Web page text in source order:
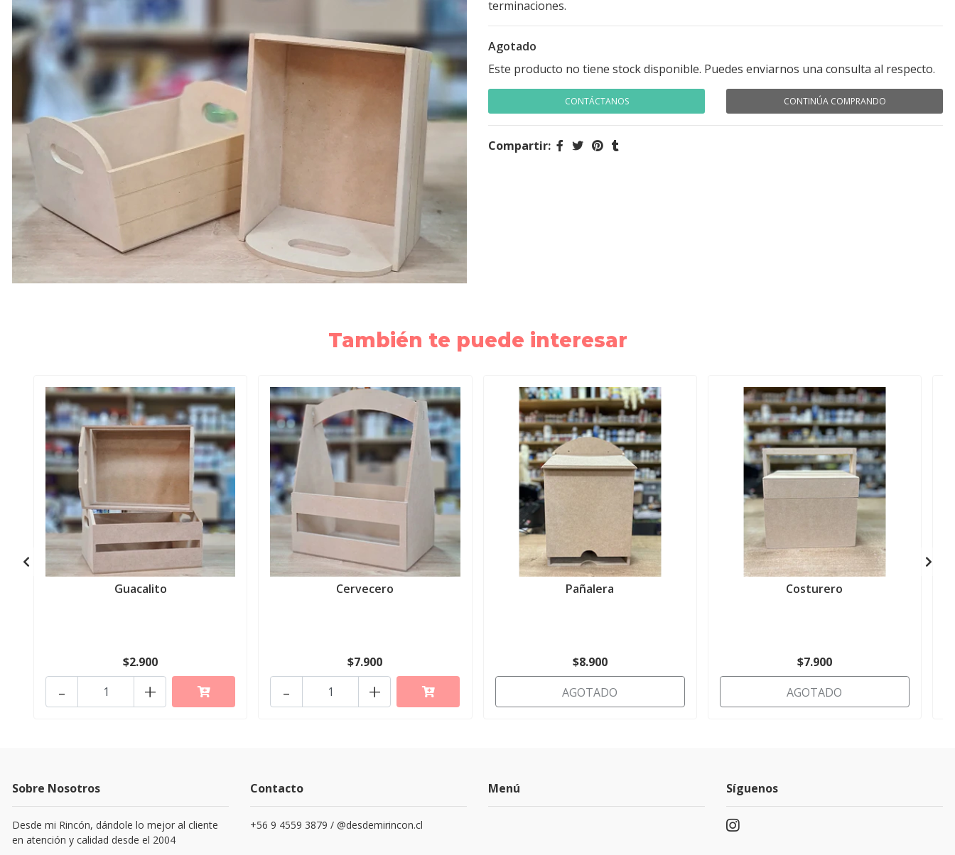
terminaciones.
Agotado
Este producto no tiene stock disponible. Puedes enviarnos una consulta al respecto.
CONTÁCTANOS CONTINÚA COMPRANDO
Compartir:
También te puede interesar
Guacalito
$2.900
+
-
Cervecero
$7.900
+
-
Pañalera
$8.900
AGOTADO
Costurero
$7.900
AGOTADO
Sobre Nosotros
Desde mi Rincón, dándole lo mejor al cliente
en atención y calidad desde el 2004
Contacto
+56 9 4559 3879 / @desdemirincon.cl
Menú Síguenos